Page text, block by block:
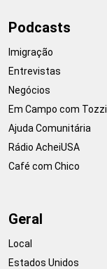
Podcasts
Imigração
Entrevistas
Negócios
Em Campo com Tozzi
Ajuda Comunitária
Rádio AcheiUSA
Café com Chico
Geral
Local
Estados Unidos